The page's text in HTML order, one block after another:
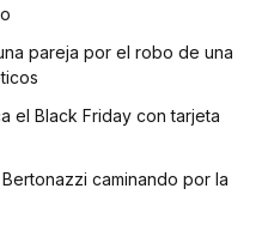
pareja por el robo de una
el Black Friday con tarjeta
caminando por la